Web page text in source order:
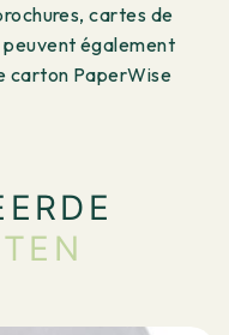
cartes de
également
carton PaperWise